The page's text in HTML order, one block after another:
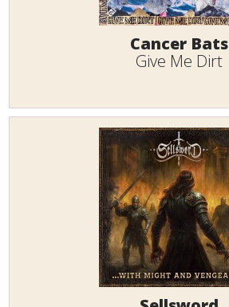
Cancer Bats
Give Me Dirt